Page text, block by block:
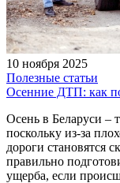
10 ноября 2025
Полезные статьи
Осенние ДТП: как
Осень в Беларуси –
поскольку из-за
дороги становятся
правильно
ущерба, если